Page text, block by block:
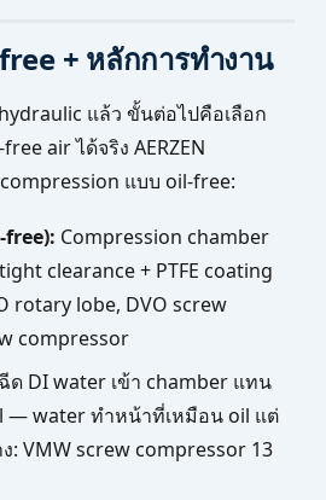
+ หลักการทำงาน
แล้ว ขั้นต่อไปคือเลือก
air ได้จริง AERZEN
แบบ oil-free:
Compression chamber
clearance + PTFE coating
rotary lobe, DVO screw
compressor
ฉีด DI water เข้า chamber แทน
— water ทำหน้าที่เหมือน oil แต่
: VMW screw compressor 13